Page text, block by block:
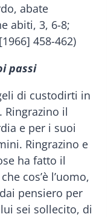
abate
abiti, 3, 6-8;
458-462)
passi
di custodirti in
Ringrazino il
e per i suoi
Ringrazino e
ha fatto il
cos’è l’uomo,
pensiero per
sei sollecito, di